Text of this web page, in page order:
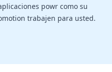
powr como su
trabajen para usted.